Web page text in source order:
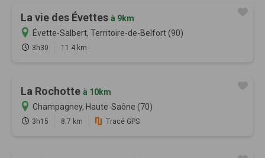
La vie des Évettes à 9km
Évette-Salbert, Territoire-de-Belfort (90)
3h30 11.4 km
La Rochotte à 10km
Champagney, Haute-Saône (70)
3h15 8.7 km Tracé GPS